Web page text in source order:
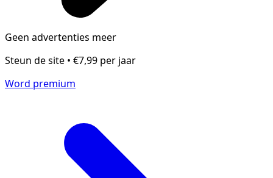
Geen advertenties meer
Steun de site • €7,99 per jaar
Word premium